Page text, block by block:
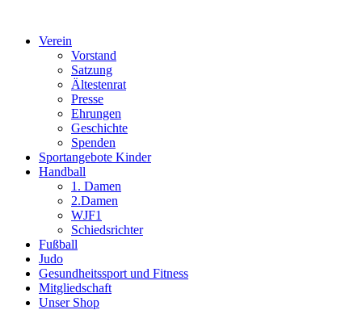
Verein
Vorstand
Satzung
Ältestenrat
Presse
Ehrungen
Geschichte
Spenden
Sportangebote Kinder
Handball
1. Damen
2.Damen
WJF1
Schiedsrichter
Fußball
Judo
Gesundheitssport und Fitness
Mitgliedschaft
Unser Shop